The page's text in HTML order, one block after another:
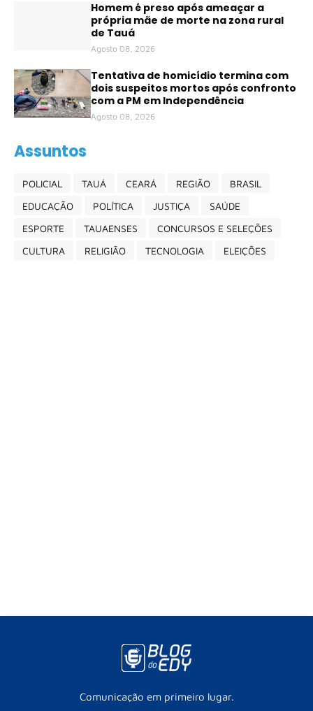
Homem é preso após ameaçar a
própria mãe de morte na zona rural
de Tauá
Agosto 08, 2026
Tentativa de homicídio termina com
dois suspeitos mortos após confronto
com a PM em Independência
Agosto 08, 2026
Assuntos
POLICIAL TAUÁ CEARÁ REGIÃO
BRASIL
EDUCAÇÃO
POLÍTICA JUSTIÇA
SAÚDE
ESPORTE
TAUAENSES
CONCURSOS E SELEÇÕES
CULTURA
RELIGIÃO TECNOLOGIA ELEIÇÕES
Comunicação em primeiro lugar.